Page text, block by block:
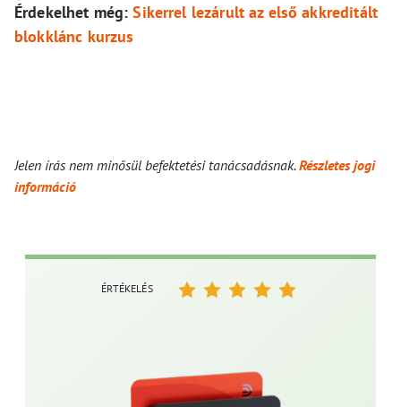
Érdekelhet még: Sikerrel lezárult az első akkreditált
blokklánc kurzus
Jelen írás nem minősül befektetési tanácsadásnak.Részletes jogi
információ
ÉRTÉKELÉS